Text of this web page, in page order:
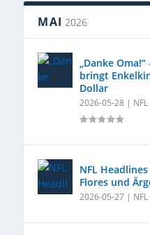
MAI 2026
„Danke
bringt
Dollar
2026-05-28 |
NFL
Flores und
2026-05-27 |